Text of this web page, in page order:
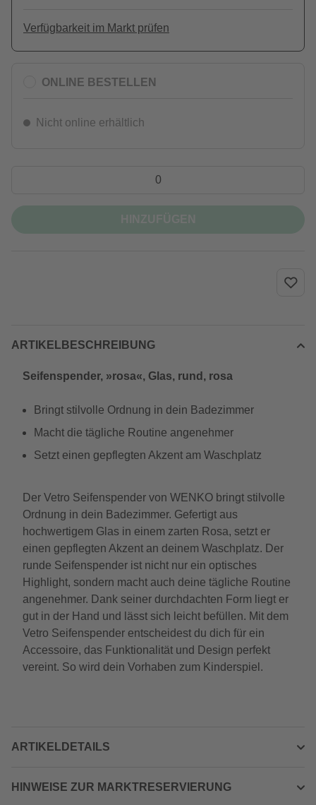
Verfügbarkeit im Markt prüfen
ONLINE BESTELLEN
Nicht online erhältlich
ARTIKELBESCHREIBUNG
Seifenspender, »rosa«, Glas, rund, rosa
Bringt stilvolle Ordnung in dein Badezimmer
Macht die tägliche Routine angenehmer
Setzt einen gepflegten Akzent am Waschplatz
Der Vetro Seifenspender von WENKO bringt stilvolle
Ordnung in dein Badezimmer. Gefertigt aus
hochwertigem Glas in einem zarten Rosa, setzt er
einen gepflegten Akzent an deinem Waschplatz. Der
runde Seifenspender ist nicht nur ein optisches
Highlight, sondern macht auch deine tägliche Routine
angenehmer. Dank seiner durchdachten Form liegt er
gut in der Hand und lässt sich leicht befüllen. Mit dem
Vetro Seifenspender entscheidest du dich für ein
Accessoire, das Funktionalität und Design perfekt
vereint. So wird dein Vorhaben zum Kinderspiel.
ARTIKELDETAILS
HINWEISE ZUR MARKTRESERVIERUNG